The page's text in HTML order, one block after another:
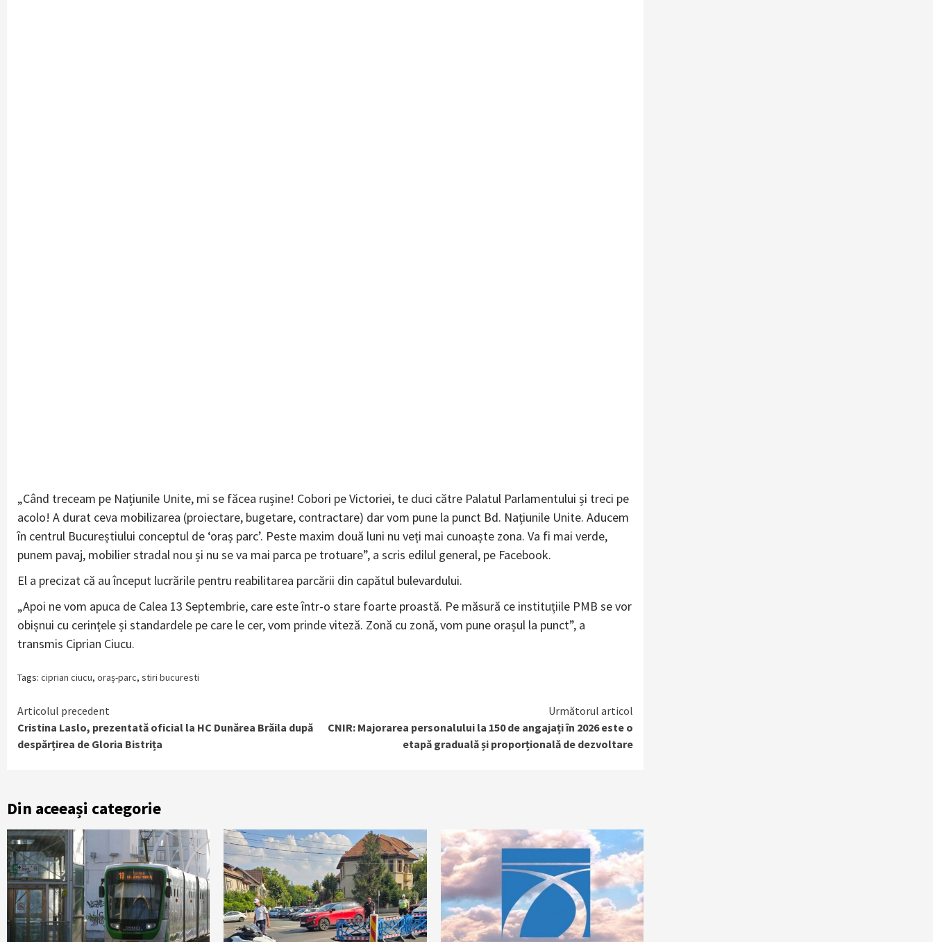
„Când treceam pe Națiunile Unite, mi se făcea rușine! Cobori pe Victoriei, te duci către Palatul Parlamentului și treci pe
acolo! A durat ceva mobilizarea (proiectare, bugetare, contractare) dar vom pune la punct Bd. Națiunile Unite. Aducem
în centrul Bucureștiului conceptul de ‘oraș parc’. Peste maxim două luni nu veți mai cunoaște zona. Va fi mai verde,
punem pavaj, mobilier stradal nou și nu se va mai parca pe trotuare”, a scris edilul general, pe Facebook.
El a precizat că au început lucrările pentru reabilitarea parcării din capătul bulevardului.
„Apoi ne vom apuca de Calea 13 Septembrie, care este într-o stare foarte proastă. Pe măsură ce instituțiile PMB se vor
obișnui cu cerințele și standardele pe care le cer, vom prinde viteză. Zonă cu zonă, vom pune orașul la punct”, a
transmis Ciprian Ciucu.
Tags: ciprian ciucu, oraș-parc, stiri bucuresti
Continue
Reading
Articolul precedent
Cristina Laslo, prezentată oficial la HC Dunărea Brăila după
despărțirea de Gloria Bistrița
Următorul articol
CNIR: Majorarea personalului la 150 de angajați în 2026 este o
etapă graduală și proporțională de dezvoltare
Din aceeași categorie